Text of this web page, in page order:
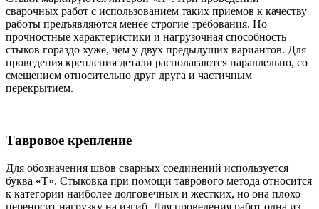
сварочных работ с использованием таких приемов к качеству
работы предъявляются менее строгие требования. Но
прочностные характеристики и нагрузочная способность
стыков гораздо хуже, чем у двух предыдущих вариантов. Для
проведения крепления детали располагаются параллельно, со
смещением относительно друг друга и частичным
перекрытием.
Тавровое крепление
Для обозначения швов сварных соединений используется
буква «Т». Стыковка при помощи таврового метода относится
к категории наиболее долговечных и жестких, но она плохо
переносит нагрузку на изгиб. Для проведения работ одна из